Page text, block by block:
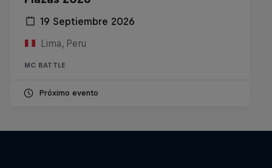
19 Septiembre 2026
Lima, Peru
MC BATTLE
Próximo evento